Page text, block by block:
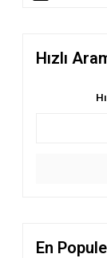
Hızlı
En